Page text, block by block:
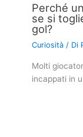
Perché
se si
gol?
Curiosità / Di
Molti
incappati in